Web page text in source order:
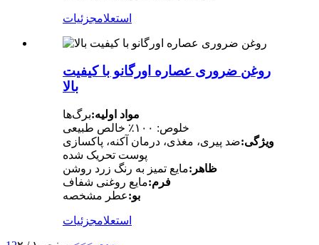
استعلامجزئیات
روغن ضروری عصاره اورگانو با کیفیت
بالا
مواد اولیه:برگ‌ها
خلوص: ۱۰۰٪ خالص طبیعی
ویژگی:ضد پیری، مغذی، درمان آکنه، پاکسازی
پوست تحریک شده
ظاهر:مایع تمیز به رنگ زرد روشن
فرم:مایع روغنی شفاف
بو:عطر مشخصه
استعلامجزئیات